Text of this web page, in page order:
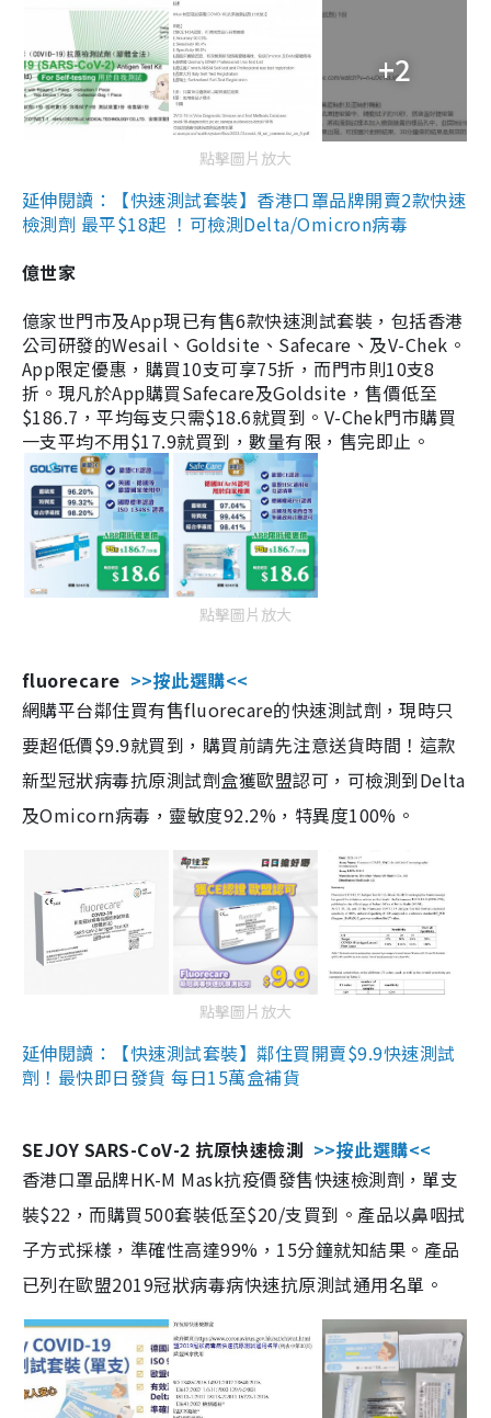
+2
點擊圖片放大
延伸閱讀：【快速測試套裝】香港口罩品牌開賣2款快速
檢測劑 最平$18起 ！可檢測Delta/Omicron病毒
億世家
億家世門市及App現已有售6款快速測試套裝，包括香港
公司研發的Wesail、Goldsite、Safecare、及V-Chek。
App限定優惠，購買10支可享75折，而門市則10支8
折。現凡於App購買Safecare及Goldsite，售價低至
$186.7，平均每支只需$18.6就買到。V-Chek門市購買
一支平均不用$17.9就買到，數量有限，售完即止。
點擊圖片放大
fluorecare >>按此選購<<
網購平台鄰住買有售fluorecare的快速測試劑，現時只
要超低價$9.9就買到，購買前請先注意送貨時間！這款
新型冠狀病毒抗原測試劑盒獲歐盟認可，可檢測到Delta
及Omicorn病毒，靈敏度92.2%，特異度100%。
點擊圖片放大
延伸閱讀：【快速測試套裝】鄰住買開賣$9.9快速測試
劑！最快即日發貨 每日15萬盒補貨
SEJOY SARS-CoV-2 抗原快速檢測 >>按此選購<<
香港口罩品牌HK-M Mask抗疫價發售快速檢測劑，單支
裝$22，而購買500套裝低至$20/支買到。產品以鼻咽拭
子方式採樣，準確性高達99%，15分鐘就知結果。產品
已列在歐盟2019冠狀病毒病快速抗原測試通用名單。